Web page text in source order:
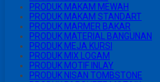
PRODUK MAKAM MEWAH
PRODUK MAKAM STANDART
PRODUK MARMER BAKAR
PRODUK MATERIAL BANGUNAN
PRODUK MEJA KURSI
PRODUK MIX LOGAM
PRODUK MOTIF INLAY
PRODUK NISAN TOMBSTONE